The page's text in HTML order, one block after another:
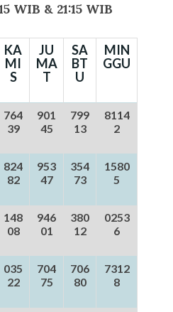
WIB & 21:15 WIB
KA
MI
S
JU
MA
T
SA
BT
U
MIN
GGU
764
39
901
45
799
13
8114
2
824
82
953
47
354
73
1580
5
148
08
946
01
380
12
0253
6
035
22
704
75
706
80
7312
8